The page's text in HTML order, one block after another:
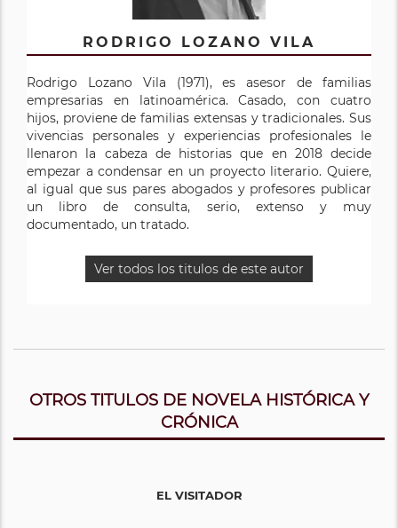
RODRIGO LOZANO VILA
Rodrigo Lozano Vila (1971), es asesor de familias
empresarias en latinoamérica. Casado, con cuatro
hijos, proviene de familias extensas y tradicionales. Sus
vivencias personales y experiencias profesionales le
llenaron la cabeza de historias que en 2018 decide
empezar a condensar en un proyecto literario. Quiere,
al igual que sus pares abogados y profesores publicar
un libro de consulta, serio, extenso y muy
documentado, un tratado.
Ver todos los titulos de este autor
OTROS TITULOS DE NOVELA HISTÓRICA Y
CRÓNICA
EL VISITADOR